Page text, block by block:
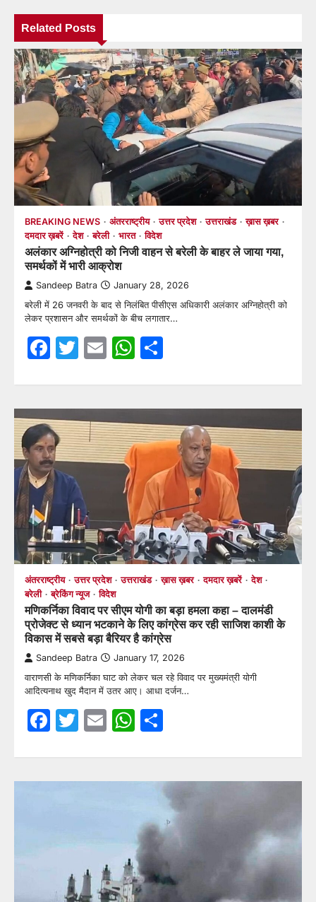
Related Posts
BREAKING NEWS अंतरराष्ट्रीय उत्तर प्रदेश उत्तराखंड
ख़ास ख़बर
दमदार ख़बरें
देश बरेली भारत विदेश
अलंकार अग्निहोत्री को निजी वाहन से बरेली के बाहर ले जाया गया,
समर्थकों में भारी आक्रोश
Sandeep Batra January 28, 2026
बरेली में 26 जनवरी के बाद से निलंबित पीसीएस अधिकारी अलंकार अग्निहोत्री को
लेकर प्रशासन और समर्थकों के बीच लगातार…
Facebook
Twitter
EmailWhatsApp
अंतरराष्ट्रीय उत्तर प्रदेश उत्तराखंड ख़ास ख़बर दमदार ख़बरें
देश
बरेली
ब्रेकिंग न्यूज विदेश
मणिकर्निका विवाद पर सीएम योगी का बड़ा हमला कहा – दालमंडी
प्रोजेक्ट से ध्यान भटकाने के लिए कांग्रेस कर रही साजिश काशी के
विकास में सबसे बड़ा बैरियर है कांग्रेस
Sandeep Batra January 17, 2026
वाराणसी के मणिकर्निका घाट को लेकर चल रहे विवाद पर मुख्यमंत्री योगी
आदित्यनाथ खुद मैदान में उतर आए। आधा दर्जन…
Facebook
Twitter
EmailWhatsApp